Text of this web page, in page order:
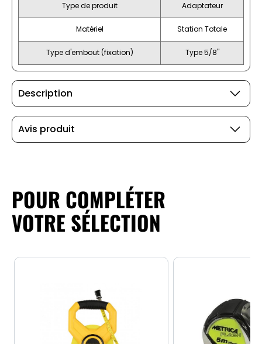
Type de produit Adaptateur
Matériel Station Totale
Type d'embout (fixation) Type 5/8"
Description
Avis produit
POUR COMPLÉTER
VOTRE SÉLECTION